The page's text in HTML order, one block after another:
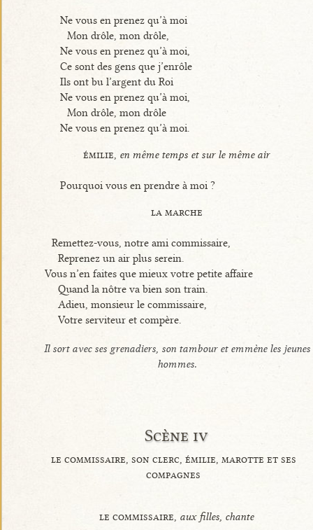
Ne vous en prenez qu’à moi
Mon drôle, mon drôle,
Ne vous en prenez qu’à moi,
Ce sont des gens que j’enrôle
Ils ont bu l’argent du Roi
Ne vous en prenez qu’à moi,
Mon drôle, mon drôle
Ne vous en prenez qu’à moi.
émilie, en même temps et sur le même air
Pourquoi vous en prendre à moi ?
la marche
Remettez-vous, notre ami commissaire,
Reprenez un air plus serein.
Vous n’en faites que mieux votre petite affaire
Quand la nôtre va bien son train.
Adieu, monsieur le commissaire,
Votre serviteur et compère.
Il sort avec ses grenadiers, son tambour et emmène les jeunes
hommes.
Scène iv
le commissaire, son clerc, émilie, marotte et ses
compagnes
le commissaire, aux filles, chante